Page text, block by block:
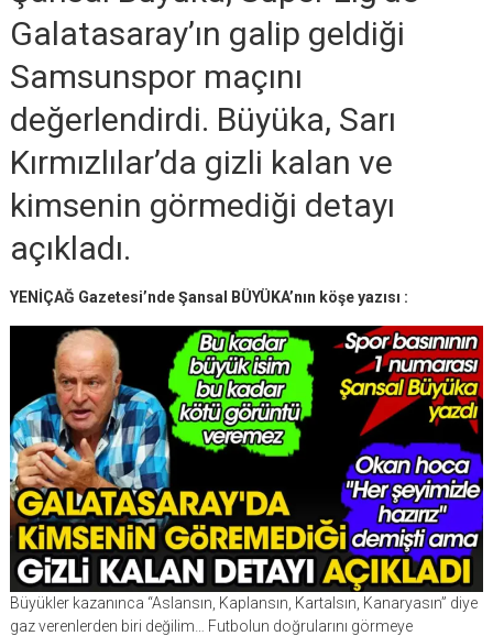
Galatasaray’ın galip geldiği
Samsunspor maçını
değerlendirdi. Büyüka, Sarı
Kırmızlılar’da gizli kalan ve
kimsenin görmediği detayı
açıkladı.
YENİÇAĞ Gazetesi’nde Şansal BÜYÜKA’nın köşe yazısı :
Büyükler kazanınca “Aslansın, Kaplansın, Kartalsın, Kanaryasın” diye
gaz verenlerden biri değilim… Futbolun doğrularını görmeye